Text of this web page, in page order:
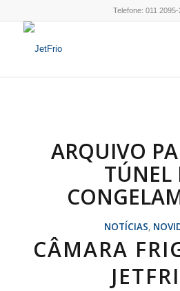
Telefone:011
ARQUIVO
TÚNEL
NOTÍCIAS,
CÂMARA